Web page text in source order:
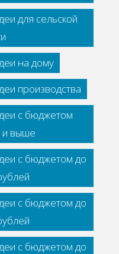
для сельской
на дому
производства
с бюджетом
выше
с бюджетом до
с бюджетом до
с бюджетом до